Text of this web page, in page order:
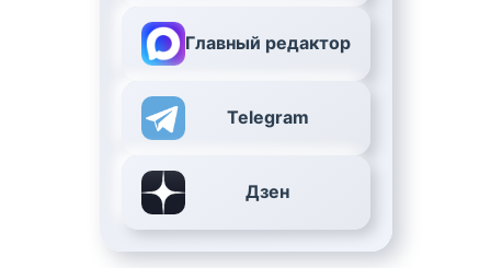
Главный редактор
Telegram
Дзен